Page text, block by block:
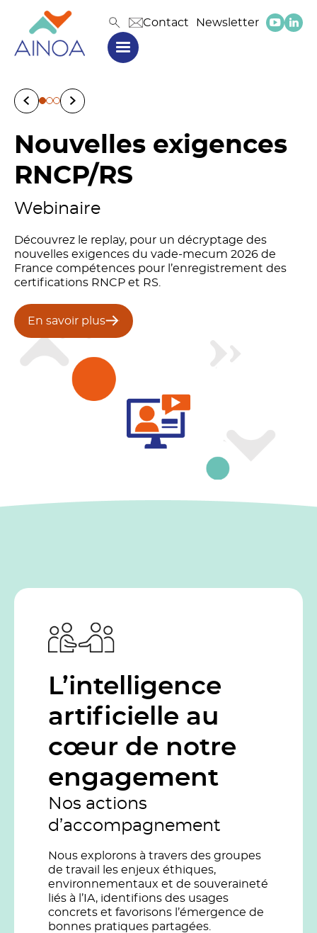
Contact Newsletter
Nouvelles exigences
RNCP/RS
Webinaire
Découvrez le replay, pour un décryptage des
nouvelles exigences du vade-mecum 2026 de
France compétences pour l’enregistrement des
certifications RNCP et RS.
En savoir plus
Parcours de vies et retours
d’usages
En savoir plus
Intelligence
artificielle
Cahier d’entraînement pour
formateurs
En savoir plus
L’intelligence
artificielle au
cœur de notre
engagement
Nos actions
d’accompagnement
Nous explorons à travers des groupes
de travail les enjeux éthiques,
environnementaux et de souveraineté
liés à l’IA, identifions des usages
concrets et favorisons l’émergence de
bonnes pratiques partagées.